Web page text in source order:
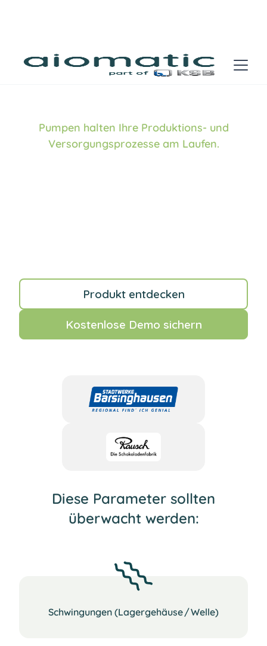
Predictive Maintenance für
Pumpen halten Ihre Produktions- und
Versorgungsprozesse am Laufen.
Produkt entdecken
Kostenlose Demo sichern
Diese Parameter sollten
überwacht werden:
Schwingungen (Lagergehäuse / Welle)